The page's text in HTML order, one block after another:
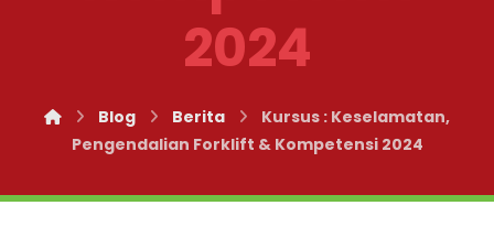
2024
Blog Berita
Kursus : Keselamatan,
Pengendalian Forklift & Kompetensi 2024